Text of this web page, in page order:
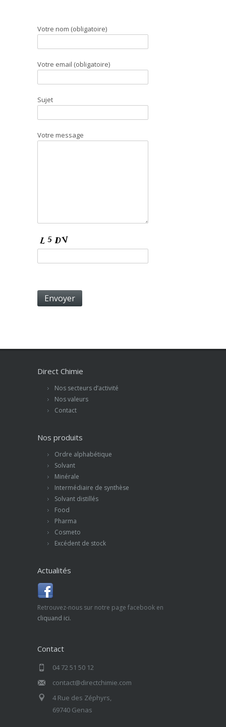
Votre nom (obligatoire)
Votre email (obligatoire)
Sujet
Votre message
Direct Chimie
Nos secteurs d’activité
Nos valeurs
Contact
Nos produits
Ordre alphabétique
Solvant
Minérale
Intermédiaire de synthèse
Solvant distillés
Food
Pharma
Cosmeto
Excédent de stock
Actualités
Retrouvez-nous sur notre page facebook en
cliquand ici.
Contact
04 72 51 50 12
contact@directchimie.com
4 Rue des Zéphyrs,
69740 Genas